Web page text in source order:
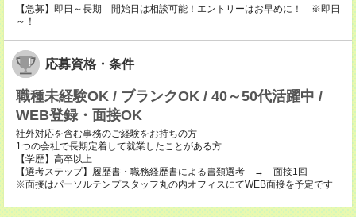
【急募】即日～長期 開始日は相談可能！エントリーはお早めに！ ※即日
～！
応募資格・条件
職種未経験OK / ブランクOK / 40～50代活躍中 /
WEB登録・面接OK
社外対応を含む事務のご経験をお持ちの方
1つの会社で長期定着して就業したことがある方
【学歴】高卒以上
【選考ステップ】履歴書・職務経歴書による書類選考 → 面接1回
※面接はパーソルテンプスタッフ丸の内オフィスにてWEB面接を予定です